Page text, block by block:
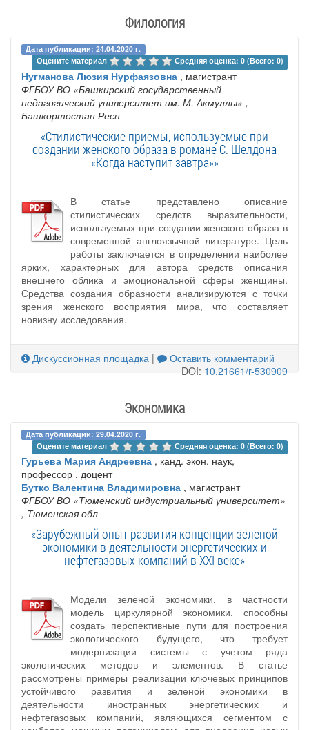
Филология
Дата публикации: 24.04.2020 г.
Оцените материал
Средняя оценка: 0 (Всего: 0)
Нугманова Люзия Нурфаязовна , магистрант
ФГБОУ ВО «Башкирский государственный
педагогический университет им. М. Акмуллы» ,
Башкортостан Респ
«Стилистические приемы, используемые при
создании женского образа в романе С. Шелдона
«Когда наступит завтра»»
В статье представлено описание
стилистических средств выразительности,
используемых при создании женского образа в
современной англоязычной литературе. Цель
работы заключается в определении наиболее
ярких, характерных для автора средств описания
внешнего облика и эмоциональной сферы женщины.
Средства создания образности анализируются с точки
зрения женского восприятия мира, что составляет
новизну исследования.
Дискуссионная площадка |
Оставить комментарий
DOI:10.21661/r-530909
Экономика
Дата публикации: 29.04.2020 г.
Оцените материал
Средняя оценка: 0 (Всего: 0)
Гурьева Мария Андреевна , канд. экон. наук,
профессор , доцент
Бутко Валентина Владимировна , магистрант
ФГБОУ ВО «Тюменский индустриальный университет»
, Тюменская обл
«Зарубежный опыт развития концепции зеленой
экономики в деятельности энергетических и
нефтегазовых компаний в XXI веке»
Модели зеленой экономики, в частности
модель циркулярной экономики, способны
создать перспективные пути для построения
экологического будущего, что требует
модернизации системы с учетом ряда
экологических методов и элементов. В статье
рассмотрены примеры реализации ключевых принципов
устойчивого развития и зеленой экономики в
деятельности иностранных энергетических и
нефтегазовых компаний, являющихся сегментом с